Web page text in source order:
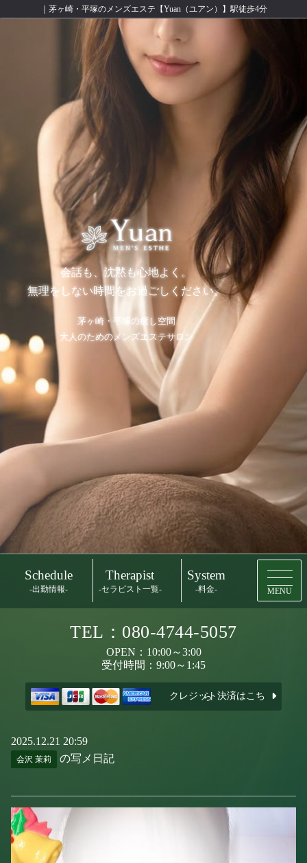
｜茅ヶ崎・平塚のメンズエステ【Yuan（ユアン）】駅徒歩4分
会話も、沈黙も心地よく。
無理をしない時間をお過ごしください。
茅ヶ崎・平塚の癒し空間
大人のためのメンズエステサロン
Schedule
-出勤情報-
Therapist
-セラピスト一覧-
System
-料金- MENU
TEL：080-4744-5057
OPEN：10:00～3:00
受付時間：9:00～1:45
クレジット決済はこちら
2025.12.21 20:59
会沢 茉莉 の写メ日記